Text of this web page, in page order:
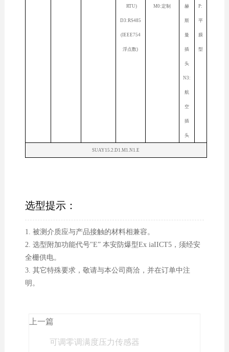
RTU)
D3:RS485
(IEEE754
浮点数)
M0:定制 赫
斯
曼
插
头
N3:
航
空
插
头
P:
平
膜
型
SUAY15.2.D1.M1.N1.E
选型提示：
1. 被测介质应与产品接触的材料相兼容。
2. 选型附加功能代号"E” 本安防爆型Ex iaIICT5，须经安
全栅供电。
3. 其它特殊要求，敬请与本公司商洽，并在订单中注
明。
上一篇
可调零调满度压力传感器